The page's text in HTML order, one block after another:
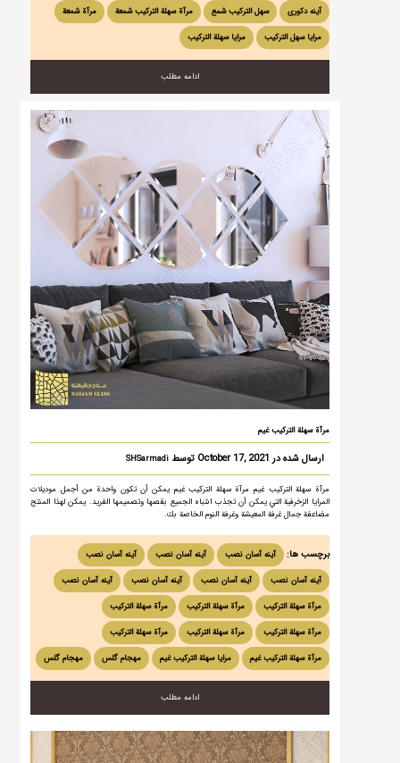
آینه دکوری سهل الترکیب شمع مرآة سهلة التركيب شمعة مرآة شمعة
مرایا سهل الترکیب مرایا سهلة الترکیب
ادامه مطلب
مرآة سهلة التركيب غيم
ارسال شده در October 17, 2021 توسط SHSarmadi
مرآة سهلة التركيب غيم مرآة سهلة التركيب غيم يمكن أن تكون واحدة من أجمل موديلات
المرايا الزخرفية التي يمكن أن تجذب انتباه الجميع بقصها وتصميمها الفريد. يمكن لهذا المنتج
مضاعفة جمال غرفة المعيشة وغرفة النوم الخاصة بك.
برچسب ها: آینه آسان نصب آینه آسان نصب آینه آسان نصب
آینه آسان نصب آینه آسان نصب آینه آسان نصب آینه آسان نصب
مرآة سهلة التركيب مرآة سهلة التركيب مرآة سهلة التركيب
مرآة سهلة التركيب مرآة سهلة التركيب مرآة سهلة التركيب
مرآة سهلة التركيب غيم مرایا سهلة التركيب غيم مهجام گلس مهجام گلس
ادامه مطلب